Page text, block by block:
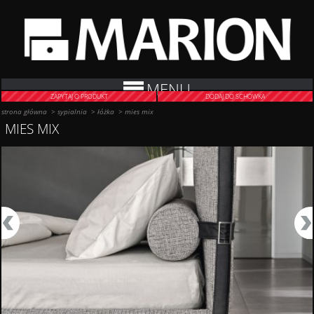
MENU
ZAPYTAJ O PRODUKT DODAJ DO SCHOWKA
strona główna >sypialnia >łóżka >mies mix
MIES MIX